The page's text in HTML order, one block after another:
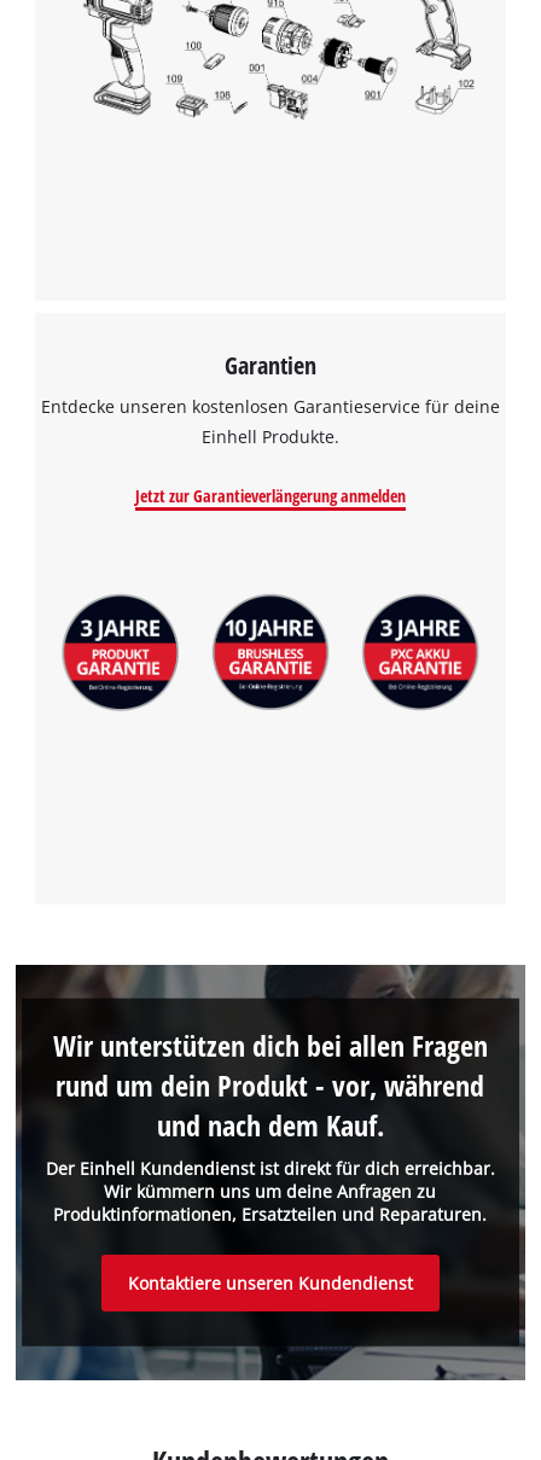
Garantien
Entdecke unseren kostenlosen Garantieservice für deine
Einhell Produkte.
Jetzt zur Garantieverlängerung anmelden
Der Einhell Kundendienst ist direkt für dich erreichbar.
Wir kümmern uns um deine Anfragen zu
Produktinformationen, Ersatzteilen und Reparaturen.
Wir unterstützen dich bei allen Fragen
rund um dein Produkt - vor, während
und nach dem Kauf.
Kontaktiere unseren Kundendienst